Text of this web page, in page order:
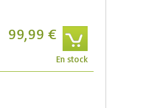
En stock
99,99 €